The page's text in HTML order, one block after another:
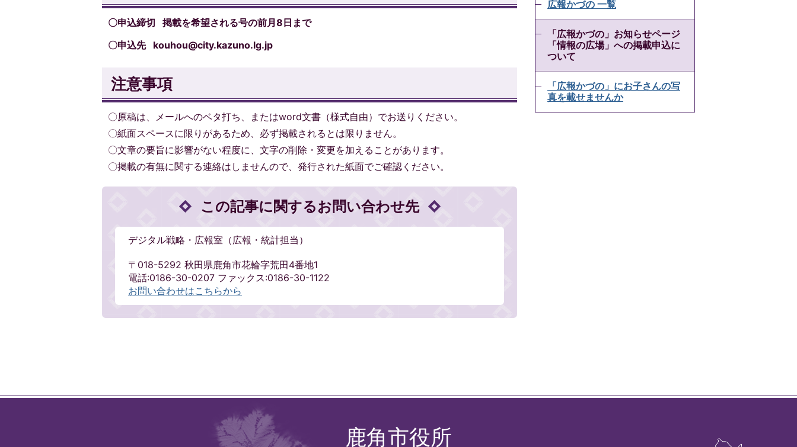
〇申込締切 掲載を希望される号の前月8日まで
〇申込先 kouhou@city.kazuno.lg.jp
注意事項
〇原稿は、メールへのベタ打ち、またはword文書（様式自由）でお送りください。
〇紙面スペースに限りがあるため、必ず掲載されるとは限りません。
〇文章の要旨に影響がない程度に、文字の削除・変更を加えることがあります。
〇掲載の有無に関する連絡はしませんので、発行された紙面でご確認ください。
この記事に関するお問い合わせ先
デジタル戦略・広報室（広報・統計担当）
〒018-5292 秋田県鹿角市花輪字荒田4番地1
電話:0186-30-0207 ファックス:0186-30-1122
お問い合わせはこちらから
広報かづの 一覧
「広報かづの」お知らせページ
「情報の広場」への掲載申込に
ついて
「広報かづの」にお子さんの写
真を載せませんか
鹿角市役所